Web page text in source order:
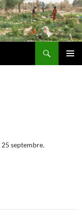
25 septembre.